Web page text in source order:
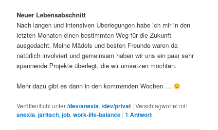
Neuer Lebensabschnitt
Nach langen und intensiven Überlegungen habe ich mir in den
letzten Monaten einen bestimmten Weg für die Zukunft
ausgedacht. Meine Mädels und besten Freunde waren da
natürlich involviert und gemeinsam haben wir uns ein paar sehr
spannende Projekte überlegt, die wir umsetzen möchten.
Mehr dazu gibt es dann in den kommenden Wochen …
Veröffentlicht unter/dev/anexia,/dev/privat |Verschlagwortet mit
anexia,jaritsch,job,work-life-balance |1 Antwort